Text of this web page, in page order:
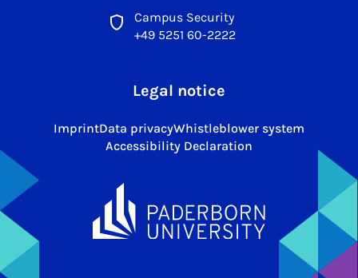
Campus Security
+49 5251 60-2222
Legal notice
ImprintData privacyWhistleblower system
Accessibility Declaration